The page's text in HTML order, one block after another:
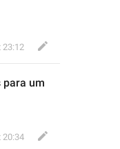
23:12
para um
20:34